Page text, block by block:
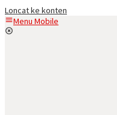
Loncat ke konten
Menu Mobile